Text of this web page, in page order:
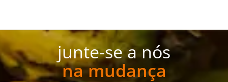
junte-se a nós
na mudança